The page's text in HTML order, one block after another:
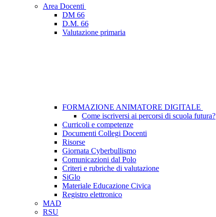
Area Docenti
DM 66
D.M. 66
Valutazione primaria
FORMAZIONE ANIMATORE DIGITALE
Come iscriversi ai percorsi di scuola futura?
Curricoli e competenze
Documenti Collegi Docenti
Risorse
Giornata Cyberbullismo
Comunicazioni dal Polo
Criteri e rubriche di valutazione
SiGlo
Materiale Educazione Civica
Registro elettronico
MAD
RSU